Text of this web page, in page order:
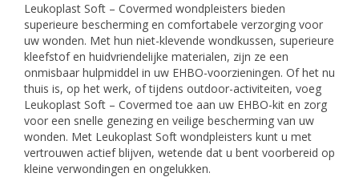
Leukoplast Soft – Covermed wondpleisters bieden
superieure bescherming en comfortabele verzorging voor
uw wonden. Met hun niet-klevende wondkussen, superieure
kleefstof en huidvriendelijke materialen, zijn ze een
onmisbaar hulpmiddel in uw EHBO-voorzieningen. Of het nu
thuis is, op het werk, of tijdens outdoor-activiteiten, voeg
Leukoplast Soft – Covermed toe aan uw EHBO-kit en zorg
voor een snelle genezing en veilige bescherming van uw
wonden. Met Leukoplast Soft wondpleisters kunt u met
vertrouwen actief blijven, wetende dat u bent voorbereid op
kleine verwondingen en ongelukken.